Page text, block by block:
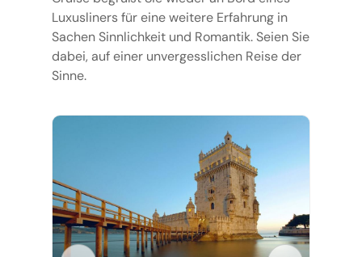
Luxusliners für eine weitere Erfahrung in
Sachen Sinnlichkeit und Romantik. Seien Sie
dabei, auf einer unvergesslichen Reise der
Sinne.